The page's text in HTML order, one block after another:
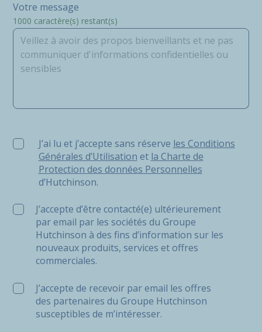
Votre message
1000 caractère(s) restant(s)
J’ai lu et j’accepte sans réserve les Conditions
J’ai lu et j’accepte sans réserve les Conditions
Générales d’Utilisation et la Charte de
Protection des données Personnelles
d’Hutchinson.
J’accepte d’être contacté(e) ultérieurement
par email par les sociétés du Groupe
Hutchinson à des fins d’information sur les
nouveaux produits, services et offres
commerciales.
J’accepte de recevoir par email les offres
des partenaires du Groupe Hutchinson
susceptibles de m’intéresser.